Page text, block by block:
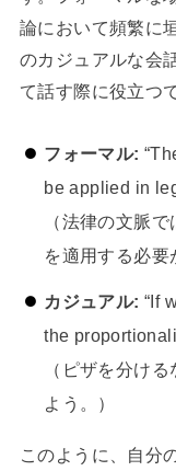
論において頻繁に
のカジュアルな会
て話す際に役立つ
フォーマル:
be applied in
（法律の文脈
を適用する必要
カジュアル: “If
the
（ピザを分け
よう。）
このように、自分